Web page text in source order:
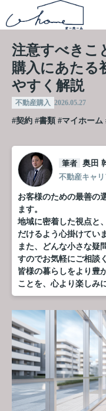
注意すべきこ
購入にあたる
やすく解説
不動産購入 2026.05.27
#契約 #書類 #マイホーム
筆者 奥田
不動産キャ
お客様のための最善の
ます。
地域に密着した視点と
だけるよう心掛けてい
また、どんな小さな疑
すのでお気軽にご相談
皆様の暮らしをより豊
ことを、心より楽しみ